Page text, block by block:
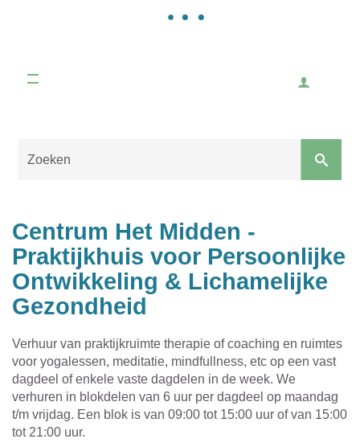
Centrum Het Midden -
Praktijkhuis voor Persoonlijke
Ontwikkeling & Lichamelijke
Gezondheid
Verhuur van praktijkruimte therapie of coaching en ruimtes
voor yogalessen, meditatie, mindfullness, etc op een vast
dagdeel of enkele vaste dagdelen in de week. We
verhuren in blokdelen van 6 uur per dagdeel op maandag
t/m vrijdag. Een blok is van 09:00 tot 15:00 uur of van 15:00
tot 21:00 uur.